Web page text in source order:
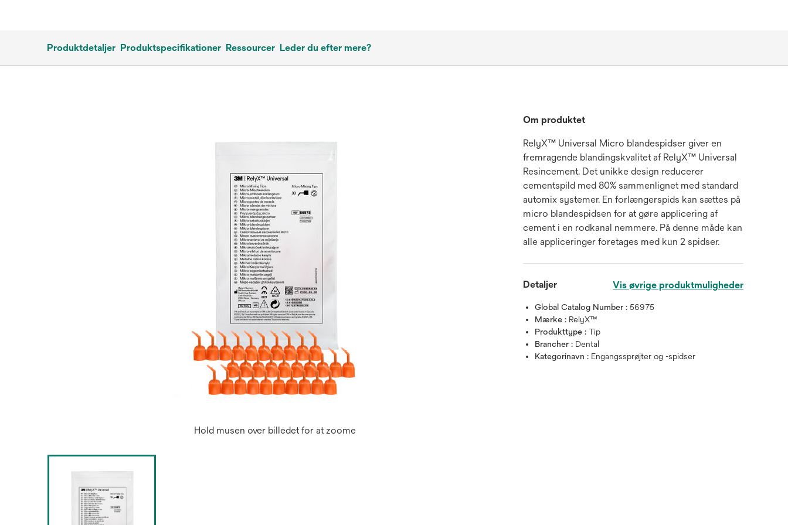
Produktdetaljer Produktspecifikationer Ressourcer Leder du efter mere?
Hold musen over billedet for at zoome
Om produktet
RelyX™ Universal Micro blandespidser giver en
fremragende blandingskvalitet af RelyX™ Universal
Resincement. Det unikke design reducerer
cementspild med 80% sammenlignet med standard
automix systemer. En forlængerspids kan sættes på
micro blandespidsen for at gøre applicering af
cement i en rodkanal nemmere. På denne måde kan
alle appliceringer foretages med kun 2 spidser.
Detaljer Vis øvrige produktmuligheder
Global Catalog Number :56975
Mærke : RelyX™
Produkttype :Tip
Brancher : Dental
Kategorinavn : Engangssprøjter og -spidser